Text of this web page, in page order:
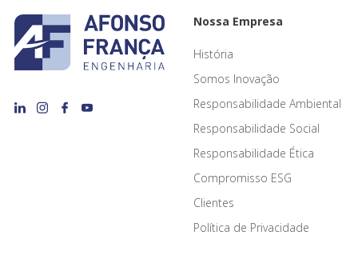
Nossa Empresa
História
Somos Inovação
Responsabilidade Ambiental
Responsabilidade Social
Responsabilidade Ética
Compromisso ESG
Clientes
Política de Privacidade